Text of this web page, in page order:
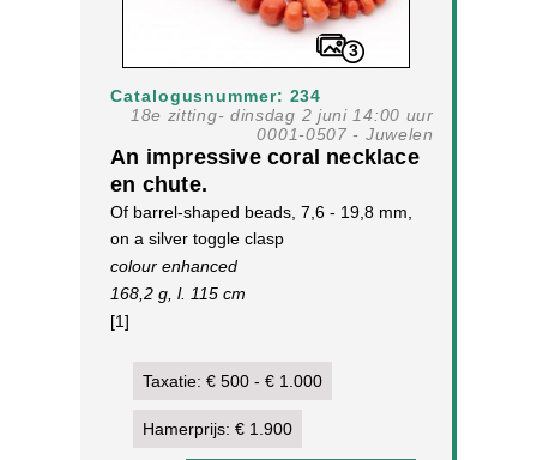
3
Catalogusnummer: 234
18e zitting- dinsdag 2 juni 14:00 uur
0001-0507 - Juwelen
An impressive coral necklace
en chute.
Of barrel-shaped beads, 7,6 - 19,8 mm,
on a silver toggle clasp
colour enhanced
168,2 g, l. 115 cm
[1]
Taxatie: € 500 - € 1.000
Hamerprijs: € 1.900